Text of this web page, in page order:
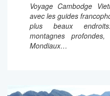
Voyage Cambodge
avec les guides
plus beaux
montagnes
Mondiaux…